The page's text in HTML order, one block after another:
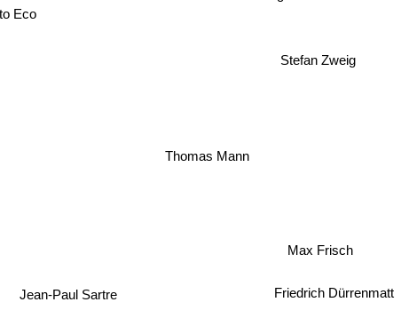
Thomas Mann
Jean-Paul Sartre
Max Frisch
Stefan Zweig
Friedrich Dürrenmatt